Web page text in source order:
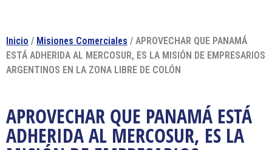
Inicio / Misiones Comerciales / APROVECHAR QUE PANAMÁ
ESTÁ ADHERIDA AL MERCOSUR, ES LA MISIÓN DE EMPRESARIOS
ARGENTINOS EN LA ZONA LIBRE DE COLÓN
APROVECHAR QUE PANAMÁ ESTÁ
ADHERIDA AL MERCOSUR, ES LA